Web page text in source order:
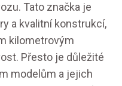
Tato značka je
a kvalitní konstrukcí,
kilometrovým
Přesto je důležité
modelům a jejich